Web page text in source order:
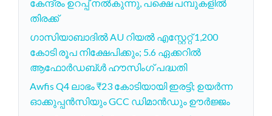
കേന്ദ്രം ഉറപ്പ് നൽകുന്നു, പക്ഷെ പമ്പുകളിൽ
തിരക്ക്
ഗാസിയാബാദില്‍ AU റിയല്‍ എസ്റ്റേറ്റ് 1,200
കോടി രൂപ നിക്ഷേപിക്കും; 5.6 ഏക്കറില്‍
ആഫോര്‍ഡബ്ള്‍ ഹൗസിംഗ് പദ്ധതി
Awfis Q4 ലാഭം ₹23 കോടിയായി ഇരട്ടി; ഉയർന്ന
ഓക്കുപ്പൻസിയും GCC ഡിമാൻഡും ഊർജ്ജം